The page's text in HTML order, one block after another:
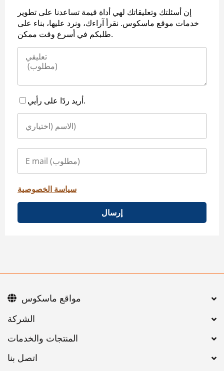
إن أسئلتك وتعليقاتك لهي أداة قيمة تساعدنا على تطوير
خدمات موقع ماسكوس. نقرأ آراءك، ونرد عليها، بناء على
طلبكم في أسرع وقت ممكن.
أريد ردًا على رأيي.
سياسة الخصوصية
إرسال
اتصل بنا
مواقع ماسكوس